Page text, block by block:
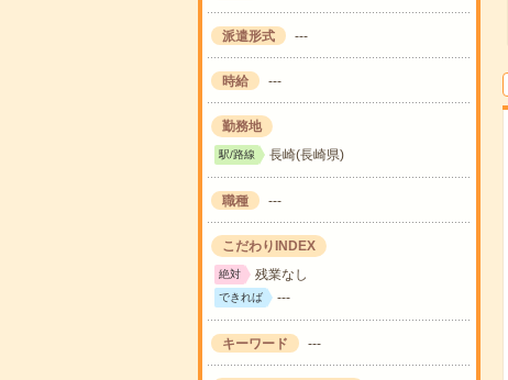
派遣形式 ---
時給 ---
勤務地
駅/路線 長崎(長崎県)
職種 ---
こだわりINDEX
絶対 残業なし
できれば ---
キーワード ---